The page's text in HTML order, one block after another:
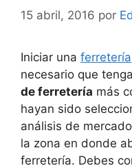
15 abril, 2016 por
Iniciar una ferretería
necesario que
de ferretería más
hayan sido
análisis de
la zona en donde
ferretería. Debes